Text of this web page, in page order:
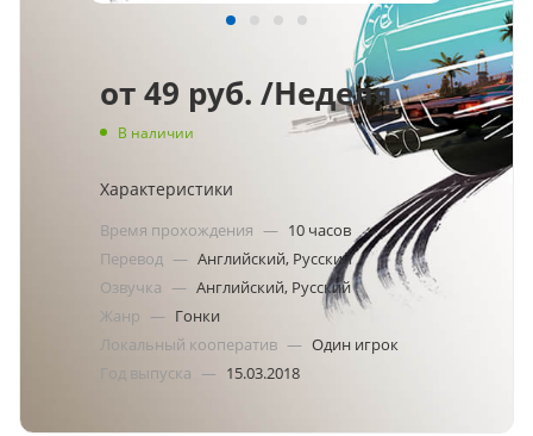
от49 руб. /Неделя
В наличии
Характеристики
Время прохождения — 10 часов
Перевод — Английский, Русский
Озвучка — Английский, Русский
Жанр — Гонки
Локальный кооператив — Один игрок
Год выпуска — 15.03.2018